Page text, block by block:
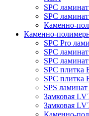
SPC
SPC
Каменно-
Каменно-
SPC Pro
SPC
SPC
SPC плитка
SPC плитка
SPS
Замковая
Замковая